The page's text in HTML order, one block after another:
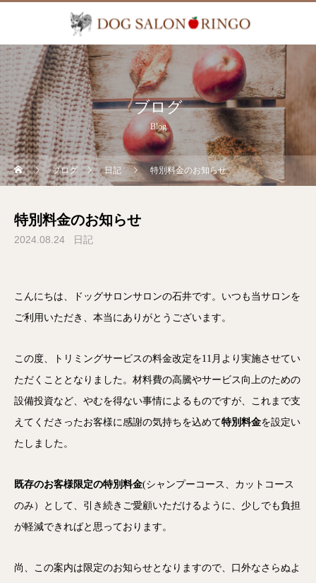
ブログ
Blog
ブログ 日記 特別料金のお知らせ
特別料金のお知らせ
2024.08.24 日記
こんにちは、ドッグサロンサロンの石井です。いつも当サロンを
ご利用いただき、本当にありがとうございます。
この度、トリミングサービスの料金改定を11月より実施させてい
ただくこととなりました。材料費の高騰やサービス向上のための
設備投資など、やむを得ない事情によるものですが、これまで支
えてくださったお客様に感謝の気持ちを込めて特別料金を設定い
たしました。
既存のお客様限定の特別料金(シャンプーコース、カットコース
のみ）として、引き続きご愛顧いただけるように、少しでも負担
が軽減できればと思っております。
尚、この案内は限定のお知らせとなりますので、口外なさらぬよ